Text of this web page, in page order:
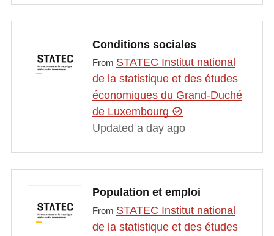
Conditions sociales
From STATEC Institut national
de la statistique et des études
économiques du Grand-Duché
de Luxembourg
Updated a day ago
Population et emploi
From STATEC Institut national
de la statistique et des études